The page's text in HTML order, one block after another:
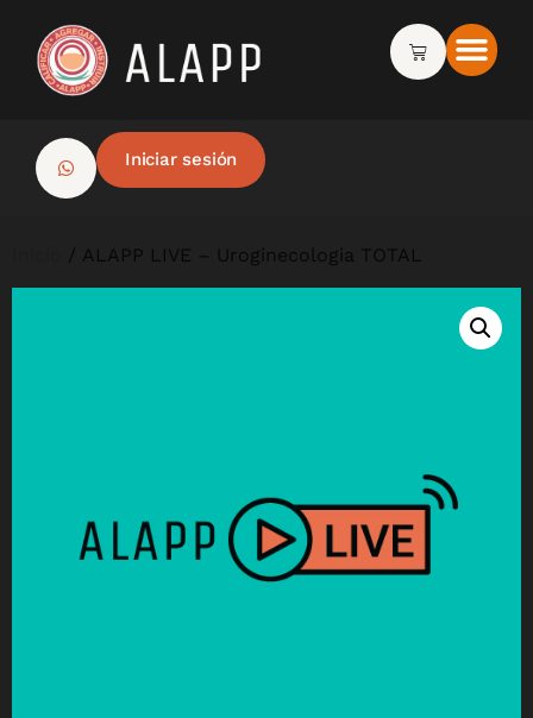
Iniciar sesión
/ ALAPP LIVE – Uroginecologia TOTAL